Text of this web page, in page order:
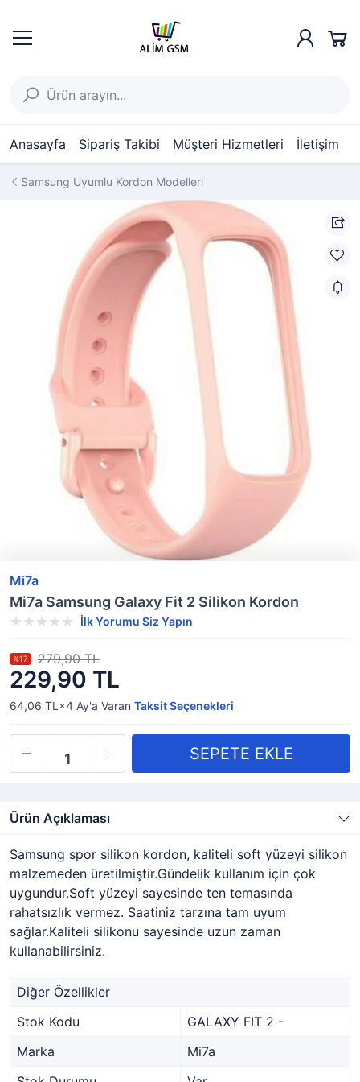
Anasayfa Sipariş Takibi Müşteri Hizmetleri İletişim
Samsung Uyumlu Kordon Modelleri
Mi7a
Mi7a Samsung Galaxy Fit 2 Silikon Kordon
İlk Yorumu Siz Yapın
229,90 TL
%17 279,90 TL
64,06 TL×4 Ay'a Varan Taksit Seçenekleri
Ürün Açıklaması
Samsung spor silikon kordon, kaliteli soft yüzeyi silikon
malzemeden üretilmiştir.Gündelik kullanım için çok
uygundur.Soft yüzeyi sayesinde ten temasında
rahatsızlık vermez. Saatiniz tarzına tam uyum
sağlar.Kaliteli silikonu sayesinde uzun zaman
kullanabilirsiniz.
Diğer Özellikler
Stok Kodu
GALAXY FIT 2 -
Marka
Mi7a